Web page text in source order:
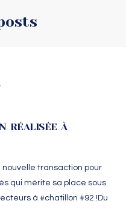
RÉALISÉE À
nouvelle transaction pour
qui mérite sa place sous
à #chatillon #92 !Du